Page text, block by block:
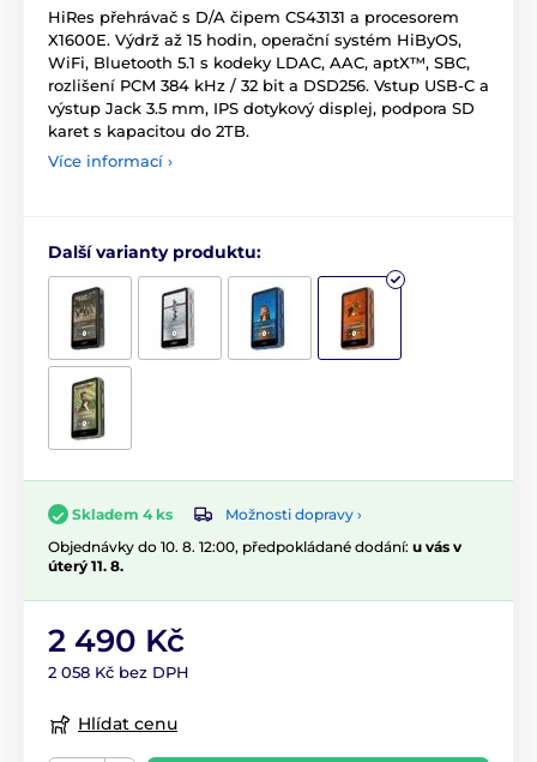
HiRes přehrávač s D/A čipem CS43131 a procesorem
X1600E. Výdrž až 15 hodin, operační systém HiByOS,
WiFi, Bluetooth 5.1 s kodeky LDAC, AAC, aptX™, SBC,
rozlišení PCM 384 kHz / 32 bit a DSD256. Vstup USB-C a
výstup Jack 3.5 mm, IPS dotykový displej, podpora SD
karet s kapacitou do 2TB.
Více informací ›
Další varianty produktu:
Skladem 4 ks
Možnosti dopravy ›
Objednávky do 10. 8. 12:00, předpokládané dodání: u vás v
úterý 11. 8.
2 490 Kč
2 058 Kč bez DPH
Hlídat cenu